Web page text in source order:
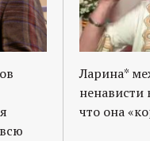
Ларина*
ненависти
что она